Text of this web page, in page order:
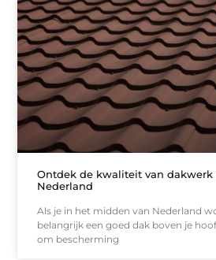
Ontdek de kwaliteit van
Nederland
Als je in het midden van Nederland
belangrijk een goed dak boven je
om bescherming